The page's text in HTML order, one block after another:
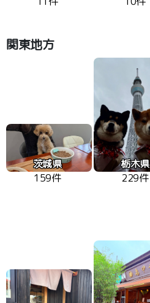
関東地方
茨城県
159件
栃木県
229件